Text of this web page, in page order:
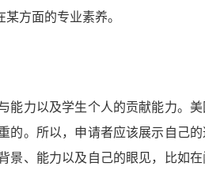
方面的专业素养。
能力以及学生个人的贡献能力。美
的。所以，申请者应该展示自己
景、能力以及自己的眼见，比如在